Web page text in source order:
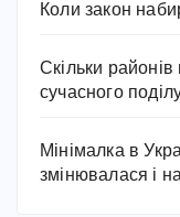
Коли закон
Скільки районів
сучасного
Мінімалка в
змінювалася і